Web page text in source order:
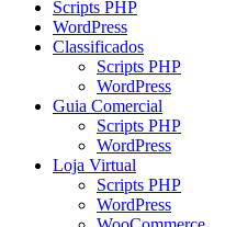
Scripts PHP
WordPress
Classificados
Scripts PHP
WordPress
Guia Comercial
Scripts PHP
WordPress
Loja Virtual
Scripts PHP
WordPress